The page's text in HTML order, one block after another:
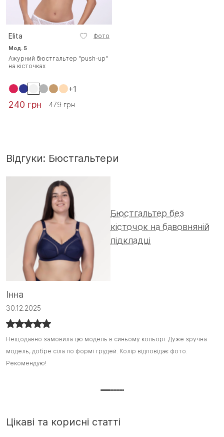
Elita Фото
Мод. 5
Ажурний бюстгальтер "push-up"
на кісточках
+1
240 грн 479 грн
Відгуки: Бюстгальтери
Бюстгальтер без
кісточок на бавовняній
підкладці
Інна
30.12.2025
Нещодавно замовила цю модель в синьому кольорі. Дуже зручна
модель, добре сіла по формі грудей. Колір відповідає фото.
Рекомендую!
Нещодавно замовила цю модель в синьому кольорі. Дуже зручна
модель, добре сіла по формі грудей. Колір відповідає фото.
Рекомендую! :)
Цікаві та корисні статті